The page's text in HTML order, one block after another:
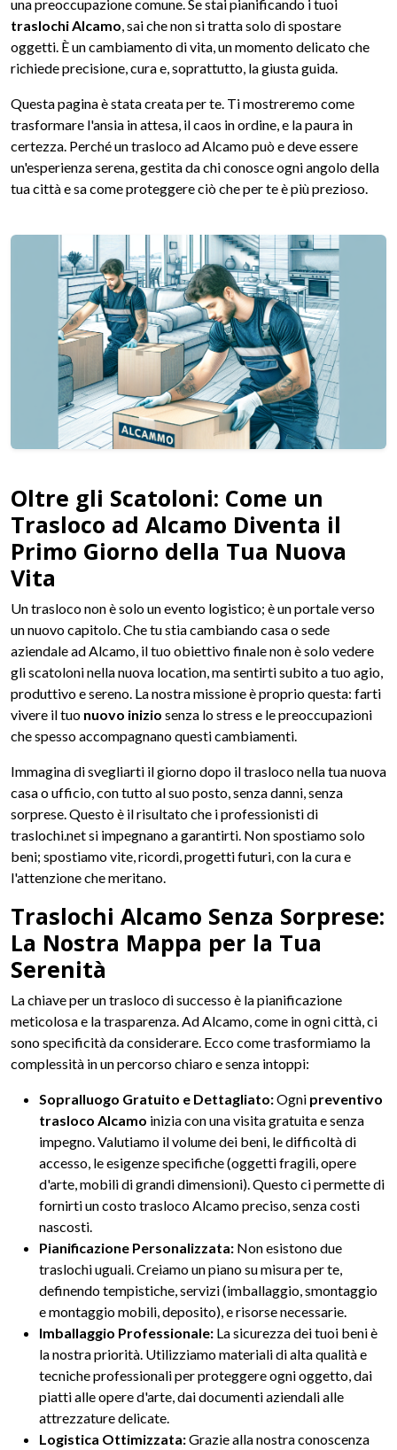
una preoccupazione comune. Se stai pianificando i tuoi
traslochi Alcamo, sai che non si tratta solo di spostare
oggetti. È un cambiamento di vita, un momento delicato che
richiede precisione, cura e, soprattutto, la giusta guida.
Questa pagina è stata creata per te. Ti mostreremo come
trasformare l'ansia in attesa, il caos in ordine, e la paura in
certezza. Perché un trasloco ad Alcamo può e deve essere
un'esperienza serena, gestita da chi conosce ogni angolo della
tua città e sa come proteggere ciò che per te è più prezioso.
Oltre gli Scatoloni: Come un
Trasloco ad Alcamo Diventa il
Primo Giorno della Tua Nuova
Vita
Un trasloco non è solo un evento logistico; è un portale verso
un nuovo capitolo. Che tu stia cambiando casa o sede
aziendale ad Alcamo, il tuo obiettivo finale non è solo vedere
gli scatoloni nella nuova location, ma sentirti subito a tuo agio,
produttivo e sereno. La nostra missione è proprio questa: farti
vivere il tuo nuovo inizio senza lo stress e le preoccupazioni
che spesso accompagnano questi cambiamenti.
Immagina di svegliarti il giorno dopo il trasloco nella tua nuova
casa o ufficio, con tutto al suo posto, senza danni, senza
sorprese. Questo è il risultato che i professionisti di
traslochi.net si impegnano a garantirti. Non spostiamo solo
beni; spostiamo vite, ricordi, progetti futuri, con la cura e
l'attenzione che meritano.
Traslochi Alcamo Senza Sorprese:
La Nostra Mappa per la Tua
Serenità
La chiave per un trasloco di successo è la pianificazione
meticolosa e la trasparenza. Ad Alcamo, come in ogni città, ci
sono specificità da considerare. Ecco come trasformiamo la
complessità in un percorso chiaro e senza intoppi:
Sopralluogo Gratuito e Dettagliato:Ogni preventivo
trasloco Alcamo inizia con una visita gratuita e senza
impegno. Valutiamo il volume dei beni, le difficoltà di
accesso, le esigenze specifiche (oggetti fragili, opere
d'arte, mobili di grandi dimensioni). Questo ci permette di
fornirti un costo trasloco Alcamo preciso, senza costi
nascosti.
Pianificazione Personalizzata: Non esistono due
traslochi uguali. Creiamo un piano su misura per te,
definendo tempistiche, servizi (imballaggio, smontaggio
e montaggio mobili, deposito), e risorse necessarie.
Imballaggio Professionale: La sicurezza dei tuoi beni è
la nostra priorità. Utilizziamo materiali di alta qualità e
tecniche professionali per proteggere ogni oggetto, dai
piatti alle opere d'arte, dai documenti aziendali alle
attrezzature delicate.
Logistica Ottimizzata:Grazie alla nostra conoscenza